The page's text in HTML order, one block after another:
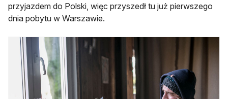
przyjazdem do Polski, więc przyszedł tu już pierwszego
dnia pobytu w Warszawie.